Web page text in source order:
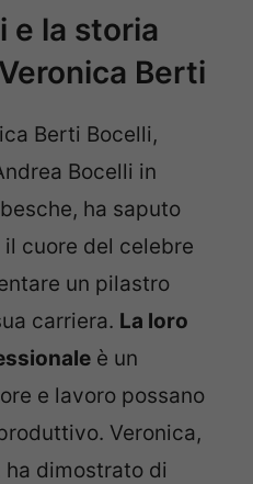
e la storia
Berti
Berti Bocelli,
Bocelli in
ha saputo
cuore del celebre
un pilastro
carriera. La loro
è un
e lavoro possano
Veronica,
ha dimostrato di